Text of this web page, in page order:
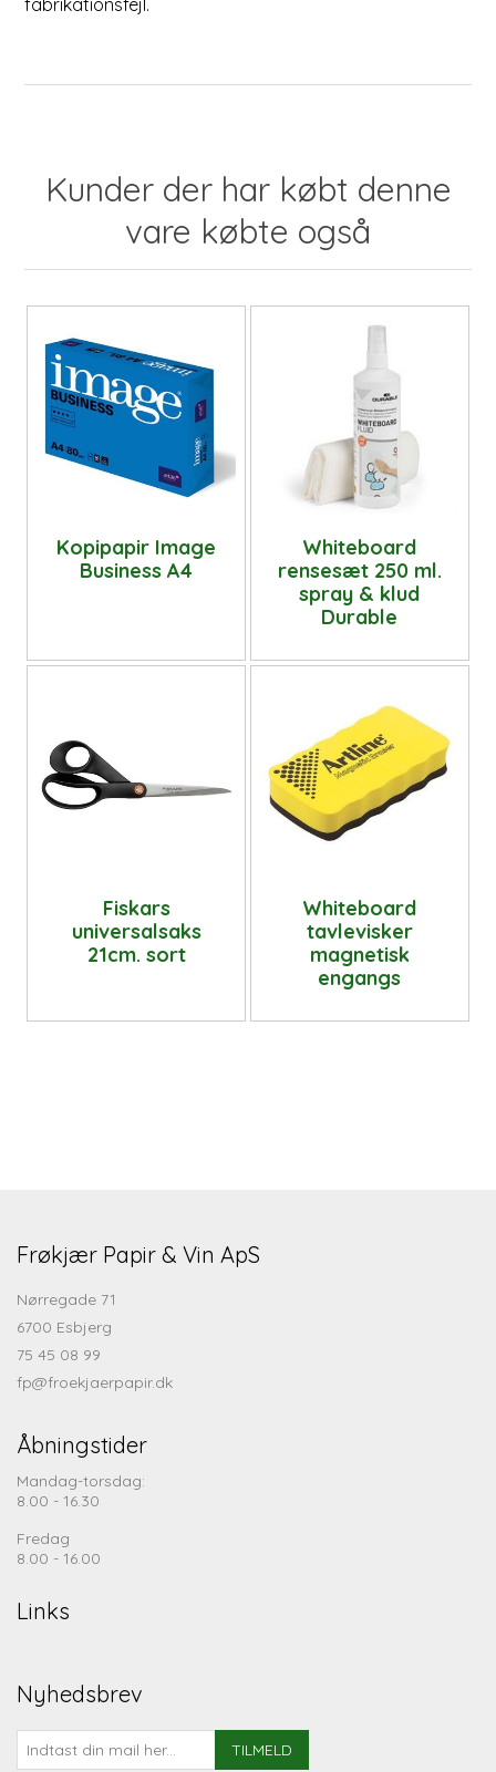
Kunder der har købt denne
vare købte også
Kopipapir Image
Business A4
Whiteboard
rensesæt 250 ml.
spray & klud
Durable
Fiskars
universalsaks
21cm. sort
Whiteboard
tavlevisker
magnetisk
engangs
Frøkjær Papir & Vin ApS
Nørregade 71
6700 Esbjerg
75 45 08 99
fp@froekjaerpapir.dk
Åbningstider
Mandag-torsdag:
8.00 - 16.30
Fredag
8.00 - 16.00
Links
Nyhedsbrev
TILMELD